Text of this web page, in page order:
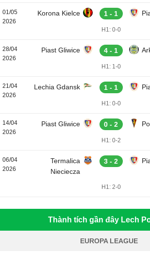
01/05
2026
Korona Kielce 1 - 1
H1: 0-0
28/04
2026
Piast Gliwice 4 - 1
H1: 1-0
21/04
2026
Lechia Gdansk 1 - 1
H1: 0-0
14/04
2026
Piast Gliwice 0 - 2
H1: 0-2
06/04
2026
Termalica
Nieciecza
3 - 2
H1: 2-0
Thành tích gần đây Lech
EUROPA LEAGUE